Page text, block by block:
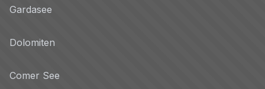
Gardasee
Dolomiten
Comer See